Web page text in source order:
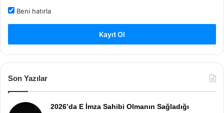
Beni hatırla
Kayıt Ol
Son Yazılar
2026’da E İmza Sahibi Olmanın Sağladığı